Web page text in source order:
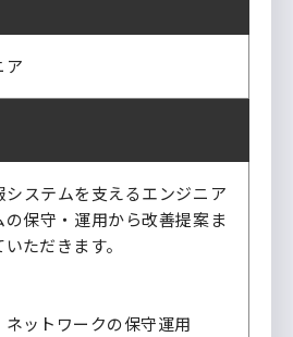
ア
ステムを支えるエンジニア
の保守・運用から改善提案ま
ただきます。
ネットワークの保守運用